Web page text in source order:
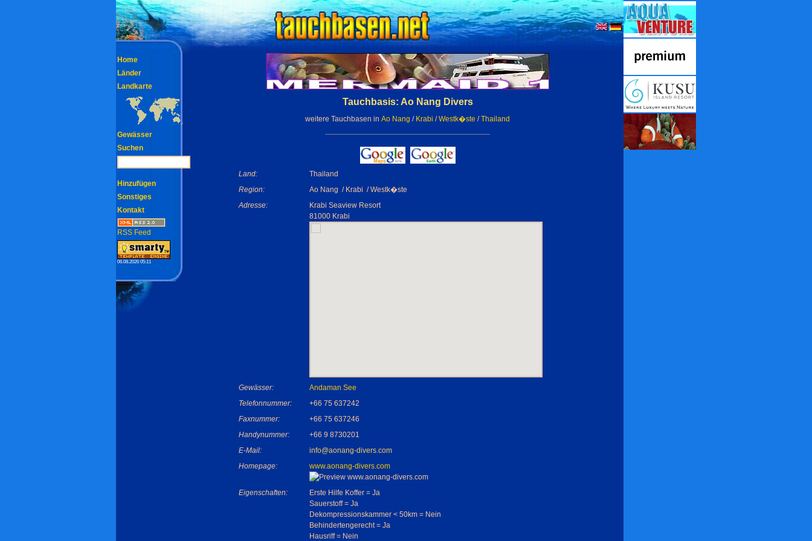
Tauchbasis: Ao Nang Divers
weitere Tauchbasen in Ao Nang / Krabi /Westk�ste /Thailand
Land:
Thailand
Region:
Ao Nang / Krabi / Westk�ste
Adresse:
Krabi Seaview Resort
81000 Krabi
Gewässer:
Andaman See
Telefonnummer:
+66 75 637242
Faxnummer:
+66 75 637246
Handynummer:
+66 9 8730201
E-Mail:
info@aonang-divers.com
Homepage:
www.aonang-divers.com
Eigenschaften:
Erste Hilfe Koffer = Ja
Sauerstoff = Ja
Dekompressionskammer < 50km = Nein
Behindertengerecht = Ja
Hausriff = Nein
Home
Länder
Landkarte
Gewässer
Suchen
Hinzufügen
Sonstiges
Kontakt
RSS Feed
06.08.2026 05:11